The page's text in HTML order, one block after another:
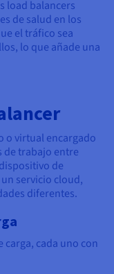
load balancers
de salud en los
el tráfico sea
lo que añade una
o virtual encargado
de trabajo entre
de
servicio cloud,
diferentes.
carga, cada uno con